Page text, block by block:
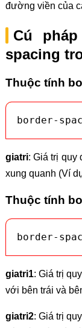
đường viền của
Cú
spacing
Thuộc tính
border-
giatri: Giá trị quy
xung quanh (Ví
Thuộc tính
border-
giatri1: Giá trị
với bên trái và
giatri2: Giá trị